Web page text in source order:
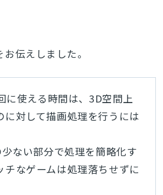
伝えしました。
に使える時間は、3D空間上
に対して描画処理を行うには
ない部分で処理を簡略化す
チなゲームは処理落ちせずに